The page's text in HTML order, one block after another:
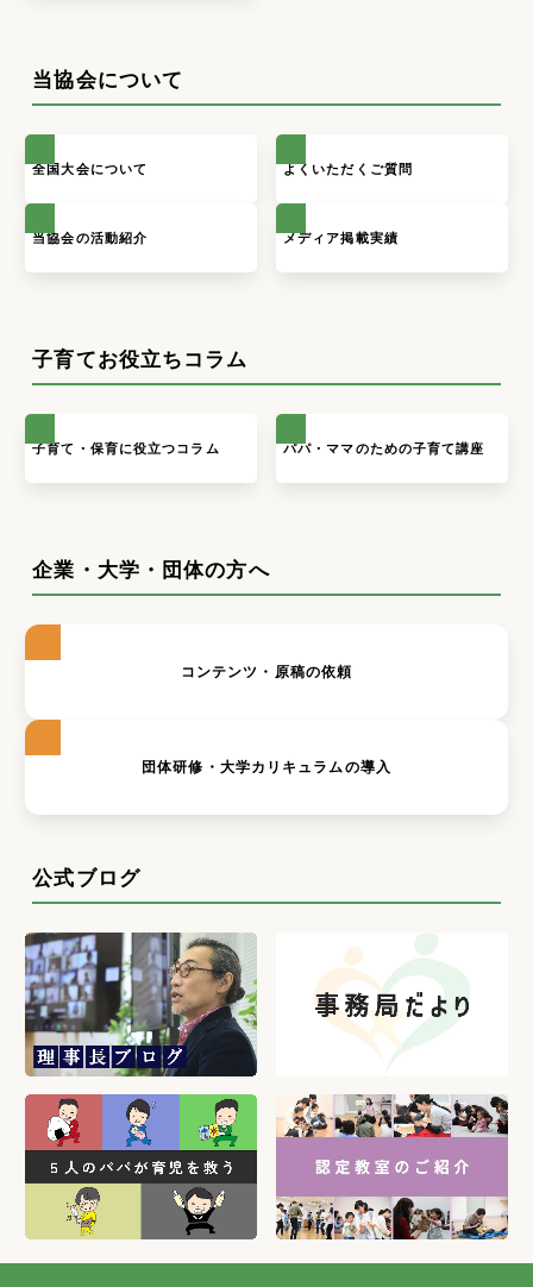
当協会について
全国大会について よくいただくご質問
当協会の活動紹介 メディア掲載実績
子育てお役立ちコラム
子育て・保育に役立つコラム パパ・ママのための子育て講座
企業・大学・団体の方へ
コンテンツ・原稿の依頼
団体研修・大学カリキュラムの導入
公式ブログ